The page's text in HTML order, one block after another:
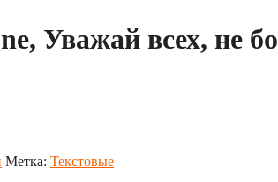
Уважай всех, не
Метка: Текстовые